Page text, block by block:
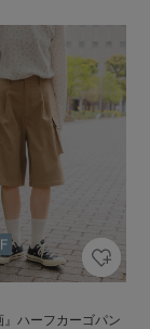
』ハーフカーゴパン